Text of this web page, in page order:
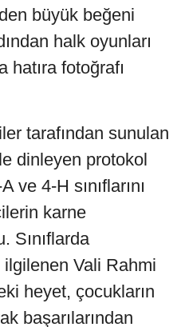
büyük beğeni
halk oyunları
hatıra fotoğrafı
tarafından sunulan
dinleyen protokol
ve 4-H sınıflarını
karne
Sınıflarda
Vali Rahmi
heyet, çocukların
başarılarından